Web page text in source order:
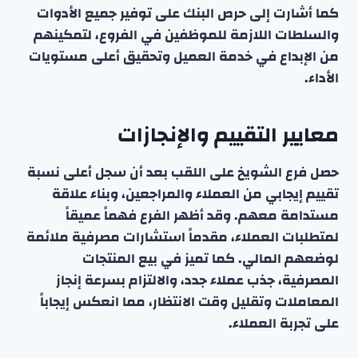
كما أشارت إلى حرص البنك على توفير جميع الأدوات
والسلطات اللازمة للموظفين في الفروع، لتمكينهم
من الإبداع في خدمة العميل وتحقيق أعلى مستويات
الأداء.
معايير التقييم والإنجازات
حصل فرع الشويخ على اللقب بعد أن سجل أعلى نسبة
تقييم إيجابي من العملاء والمراجعين، وبناء علاقة
مستدامة معهم. وقد أظهر الفرع فهماً عميقاً
لمتطلبات العملاء، مقدماً استشارات مصرفية ملائمة
لوضعهم المالي. كما تميز في بيع المنتجات
المصرفية، جذب عملاء جدد، والالتزام بسرعة إنجاز
المعاملات وتقليل وقت الانتظار، مما انعكس إيجاباً
على تجربة العملاء.